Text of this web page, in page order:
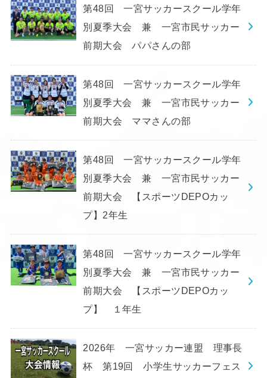
第48回 一宮サッカースクール学年
別夏季大会 兼 一宮市民サッカー
前期大会 パパさんの部
第48回 一宮サッカースクール学年
別夏季大会 兼 一宮市民サッカー
前期大会 ママさんの部
第48回 一宮サッカースクール学年
別夏季大会 兼 一宮市民サッカー
前期大会 【スポーツDEPOカッ
プ】2年生
第48回 一宮サッカースクール学年
別夏季大会 兼 一宮市民サッカー
前期大会 【スポーツDEPOカッ
プ】 １年生
2026年 一宮サッカー連盟 理事長
杯 第19回 小学生サッカーフェス